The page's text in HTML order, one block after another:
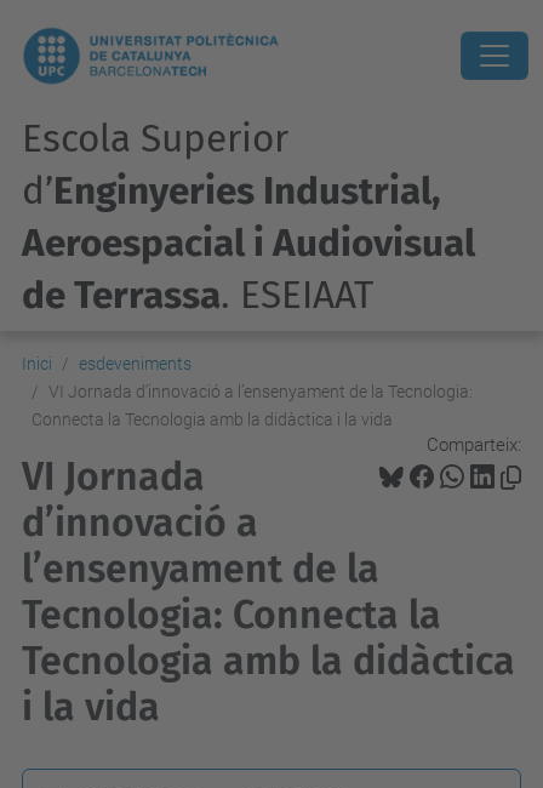
Escola Superior
d’Enginyeries Industrial,
Aeroespacial i Audiovisual
de Terrassa. ESEIAAT
Inici
esdeveniments
VI Jornada d’innovació a l’ensenyament de la Tecnologia:
Connecta la Tecnologia amb la didàctica i la vida
Comparteix:
VI Jornada
d’innovació a
l’ensenyament de la
Tecnologia: Connecta la
Tecnologia amb la didàctica
i la vida